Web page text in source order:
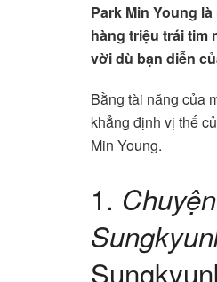
Park Min Young
hàng triệu trái tim
vời dù bạn diễn
Bằng tài năng của
khẳng định vị thế
Min Young.
1.